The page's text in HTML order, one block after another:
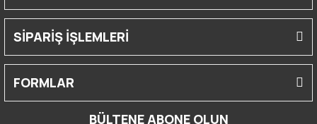
SİPARİŞ İŞLEMLERİ
FORMLAR
BÜLTENE ABONE OLUN